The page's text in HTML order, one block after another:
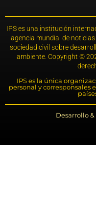
IPS es una institución
agencia mundial de
sociedad civil sobre
ambiente. Copyright ©
IPS es la única
personal y corresponsales
Desarrollo